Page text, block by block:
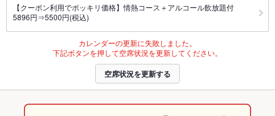
【クーポン利用でポッキリ価格】情熱コース＋アルコール飲放題付
5896円⇒5500円(税込)
カレンダーの更新に失敗しました。
下記ボタンを押して空席状況を更新してください。
空席状況を更新する